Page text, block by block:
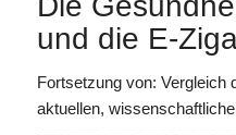
und die E-
Fortsetzung von: Vergleich
aktuellen,